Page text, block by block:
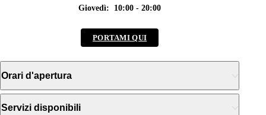
Giovedì: 10:00 - 20:00
PORTAMI QUI
Orari d'apertura
Servizi disponibili